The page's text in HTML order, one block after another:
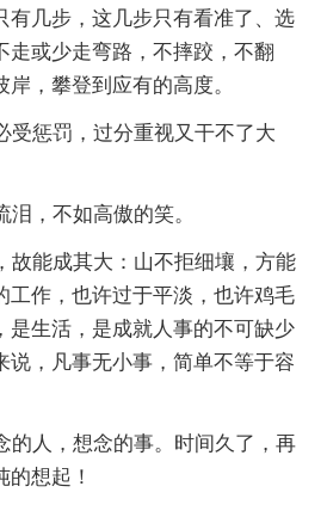
有几步，这几步只有看准了、选
走或少走弯路，不摔跤，不翻
，攀登到应有的高度。
惩罚，过分重视又干不了大
，不如高傲的笑。
能成其大：山不拒细壤，方能
工作，也许过于平淡，也许鸡毛
是生活，是成就人事的不可缺少
说，凡事无小事，简单不等于容
人，想念的事。时间久了，再
想起！